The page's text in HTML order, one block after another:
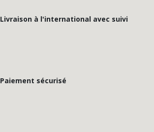
Livraison à l'international avec suivi
Paiement sécurisé